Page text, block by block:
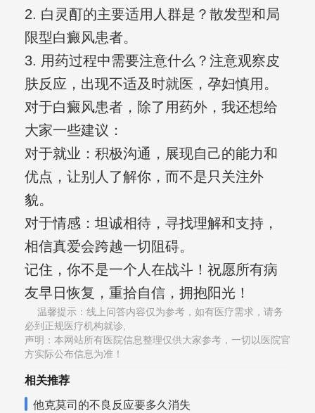
2. 白灵酊的主要适用人群是？散发型和局
限型白癜风患者。
3. 用药过程中需要注意什么？注意观察皮
肤反应，出现不适及时就医，孕妇慎用。
对于白癜风患者，除了用药外，我还想给
大家一些建议：
对于就业：积极沟通，展现自己的能力和
优点，让别人了解你，而不是只关注外
貌。
对于情感：坦诚相待，寻找理解和支持，
相信真爱会跨越一切阻碍。
记住，你不是一个人在战斗！祝愿所有病
友早日恢复，重拾自信，拥抱阳光！
温馨提示：线上问答内容仅为参考，如有医疗需求，请务
必到正规医疗机构就诊,
声明：本网站所有医院信息整理仅供大家参考，一切以医院官
方实际公布信息为准！
相关推荐
他克莫司的不良反应要多久消失